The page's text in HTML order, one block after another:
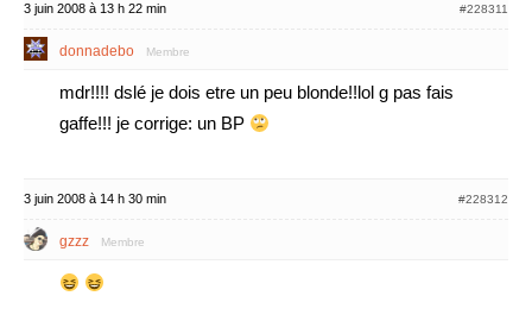
3 juin 2008 à 13 h 22 min #228311
donnadebo Membre
mdr!!!! dslé je dois etre un peu blonde!!lol g pas fais
gaffe!!! je corrige: un BP
3 juin 2008 à 14 h 30 min #228312
gzzz Membre